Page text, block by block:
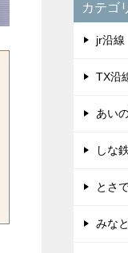
カテゴ
jr沿線
TX沿
あい
しな
とさ
みな